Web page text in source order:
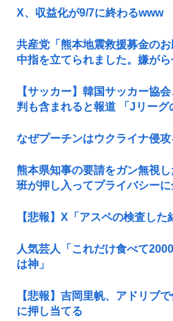
X、収益化が9/7に終わるwww
共産党「熊本地震救援募金のお
中指を立てられました。嫌がら
【サッカー】韓国サッカー協
判も含まれると報道 「Jリーグ
なぜプーチンはウクライナ侵
熊本県知事の要請をガン無視
班が押し入ってプライバシー
【悲報】X「アスペの検査した
人気芸人「これだけ食べて
は神」
【悲報】吉岡里帆、アドリブ
に押し当てる